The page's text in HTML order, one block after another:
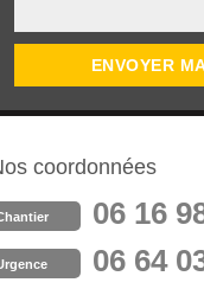
coordonnées
06 16
06 64